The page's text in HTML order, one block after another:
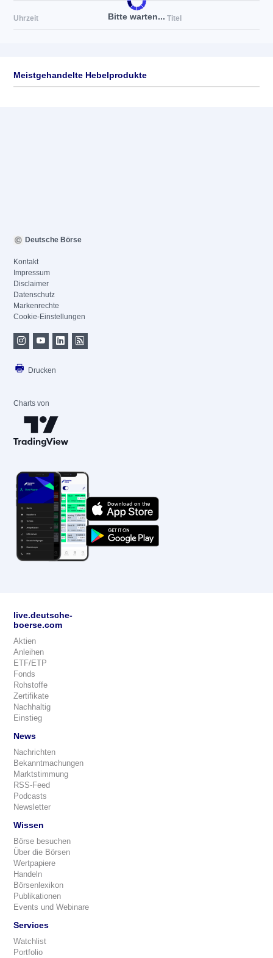
Bitte warten...
Uhrzeit Titel
Meistgehandelte Hebelprodukte
Deutsche Börse
Kontakt
Impressum
Disclaimer
Datenschutz
Markenrechte
Cookie-Einstellungen
Drucken
Charts von
live.deutsche-
boerse.com
Aktien
Anleihen
ETF/ETP
Fonds
Rohstoffe
Zertifikate
Nachhaltig
Einstieg
News
Nachrichten
Bekanntmachungen
Marktstimmung
RSS-Feed
Podcasts
Newsletter
Wissen
Börse besuchen
Über die Börsen
Wertpapiere
Handeln
Börsenlexikon
Publikationen
Events und Webinare
Services
Watchlist
Portfolio